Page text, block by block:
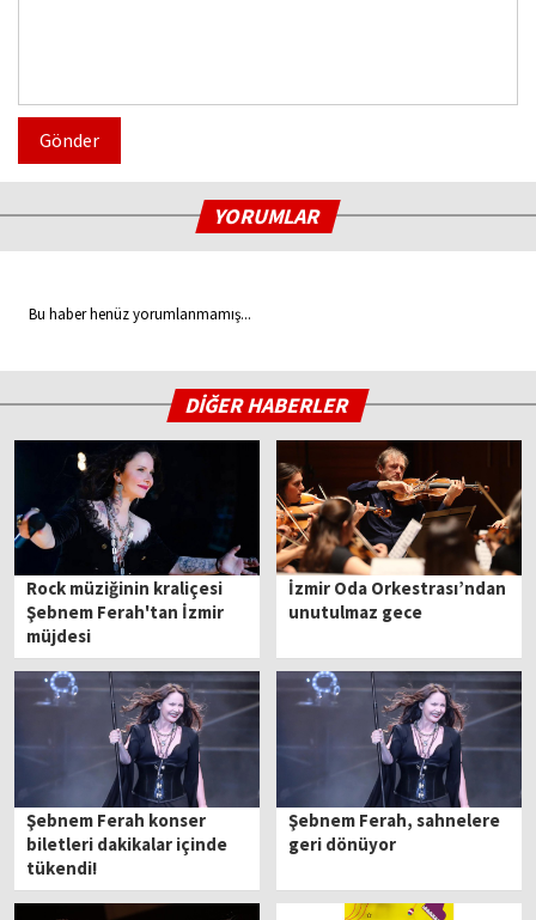
Gönder
YORUMLAR
Bu haber henüz yorumlanmamış...
DİĞER HABERLER
Rock müziğinin kraliçesi
Şebnem Ferah'tan İzmir
müjdesi
İzmir Oda Orkestrası’ndan
unutulmaz gece
Şebnem Ferah konser
biletleri dakikalar içinde
tükendi!
Şebnem Ferah, sahnelere
geri dönüyor